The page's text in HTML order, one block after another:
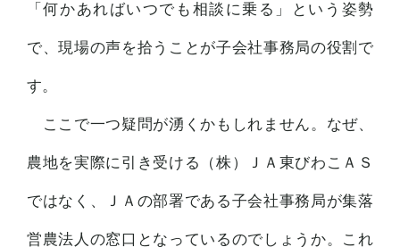
「何かあればいつでも相談に乗る」という姿勢
で、現場の声を拾うことが子会社事務局の役割で
す。
ここで一つ疑問が湧くかもしれません。なぜ、
農地を実際に引き受ける（株）ＪＡ東びわこＡＳ
ではなく、ＪＡの部署である子会社事務局が集落
営農法人の窓口となっているのでしょうか。これ